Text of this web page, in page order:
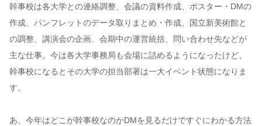
幹事校は各大学との連絡調整、会議の資料作成、ポスター・DMの
作成、パンフレットのデータ取りまとめ・作成、国立新美術館と
の調整、講演会の企画、会期中の運営統括、問い合わせ先などが
主な仕事。今は各大学事務局も会場に詰めるようになったけど、
幹事校になるとその大学の担当部署は一大イベント状態になりま
す。
あ、今年はどこが幹事校なのかDMを見るだけですぐにわかる方法